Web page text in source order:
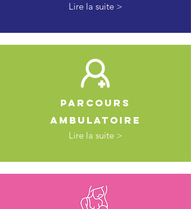
Lire la suite >
PARCOURS
AMBULATOIRE
Lire la suite >